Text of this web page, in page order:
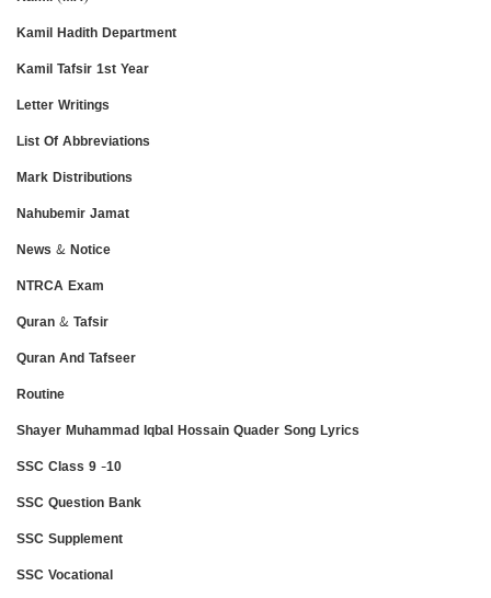
Kamil Hadith Department
Kamil Tafsir 1st Year
Letter Writings
List Of Abbreviations
Mark Distributions
Nahubemir Jamat
News & Notice
NTRCA Exam
Quran & Tafsir
Quran And Tafseer
Routine
Shayer Muhammad Iqbal Hossain Quader Song Lyrics
SSC Class 9 -10
SSC Question Bank
SSC Supplement
SSC Vocational